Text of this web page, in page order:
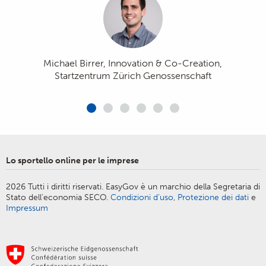
Michael Birrer, Innovation & Co-Creation,
Startzentrum Zürich Genossenschaft
proprio tempo per le attività
quotidiane!»
Armin Baumann, CEO KMU Swiss AG
amministrative inerenti ai permessi e
alla registrazione possono essere
concluse in maniera rapida e completa
comodamente dall'ufficio.»
piattaforma offre alle nostre aziende
tramite, l’utilizzo di mezzi tecnici,
gradite facilitazioni nel contatto con le
autorità.»
Regolamentazione di economiesuisse
Vanessa J. Jenni, Direttrice, FIDUCIARI|SUISSE -
Michael Tschirky, Presidente dell’Unione Svizzera
Lo sportello online per le imprese
2026 Tutti i diritti riservati. EasyGov è un marchio della Segretaria di
Stato dell’economia SECO. Condizioni d’uso, Protezione dei dati e
Impressum